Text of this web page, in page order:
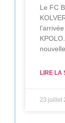
Le FC
LIRE LA
23 juillet